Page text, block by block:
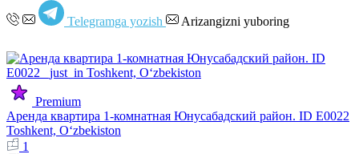
Telegramga yozish Arizangizni yuboring
Premium
Аренда квартира 1-комнатная Юнусабадский район. ID E0022
Toshkent, Oʻzbekiston
1